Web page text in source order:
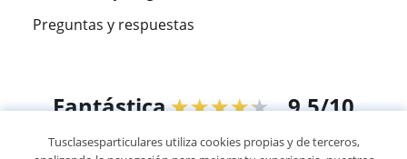
Preguntas y respuestas
Fantástica★★★★★ 9,5/10
305883opiniones de alumnos
Tusclasesparticulares utiliza cookies propias y de terceros,